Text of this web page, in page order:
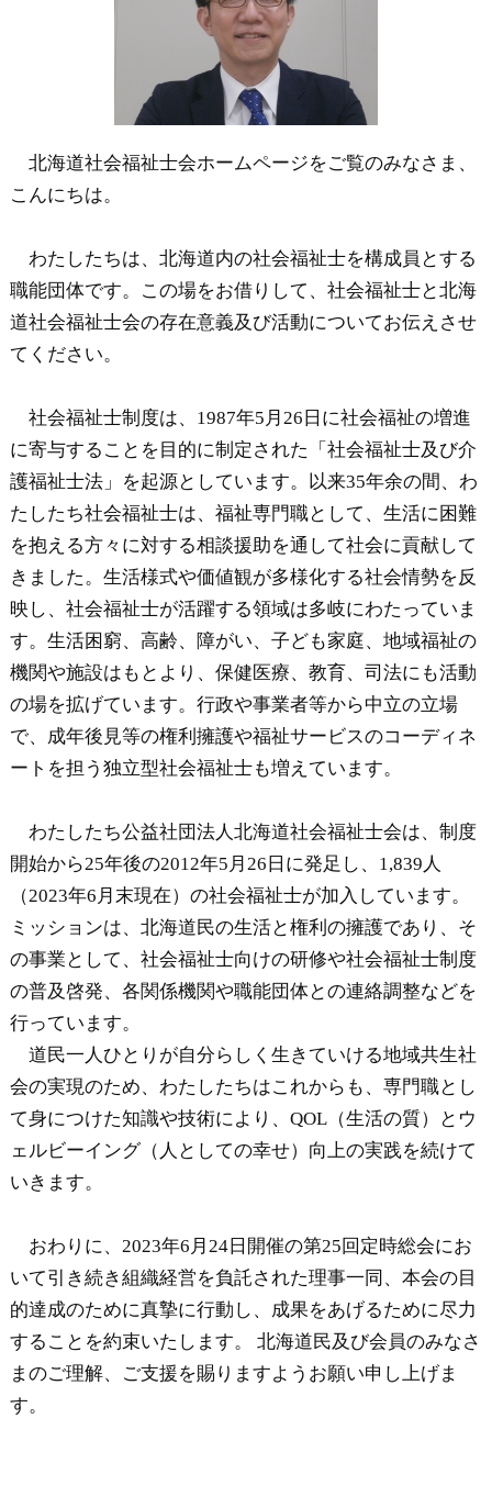
北海道社会福祉士会ホームページをご覧のみなさま、
こんにちは。
わたしたちは、北海道内の社会福祉士を構成員とする
職能団体です。この場をお借りして、社会福祉士と北海
道社会福祉士会の存在意義及び活動についてお伝えさせ
てください。
社会福祉士制度は、1987年5月26日に社会福祉の増進
に寄与することを目的に制定された「社会福祉士及び介
護福祉士法」を起源としています。以来35年余の間、わ
たしたち社会福祉士は、福祉専門職として、生活に困難
を抱える方々に対する相談援助を通して社会に貢献して
きました。生活様式や価値観が多様化する社会情勢を反
映し、社会福祉士が活躍する領域は多岐にわたっていま
す。生活困窮、高齢、障がい、子ども家庭、地域福祉の
機関や施設はもとより、保健医療、教育、司法にも活動
の場を拡げています。行政や事業者等から中立の立場
で、成年後見等の権利擁護や福祉サービスのコーディネ
ートを担う独立型社会福祉士も増えています。
わたしたち公益社団法人北海道社会福祉士会は、制度
開始から25年後の2012年5月26日に発足し、1,839人
（2023年6月末現在）の社会福祉士が加入しています。
ミッションは、北海道民の生活と権利の擁護であり、そ
の事業として、社会福祉士向けの研修や社会福祉士制度
の普及啓発、各関係機関や職能団体との連絡調整などを
行っています。
道民一人ひとりが自分らしく生きていける地域共生社
会の実現のため、わたしたちはこれからも、専門職とし
て身につけた知識や技術により、QOL（生活の質）とウ
ェルビーイング（人としての幸せ）向上の実践を続けて
いきます。
おわりに、2023年6月24日開催の第25回定時総会にお
いて引き続き組織経営を負託された理事一同、本会の目
的達成のために真摯に行動し、成果をあげるために尽力
することを約束いたします。 北海道民及び会員のみなさ
まのご理解、ご支援を賜りますようお願い申し上げま
す。